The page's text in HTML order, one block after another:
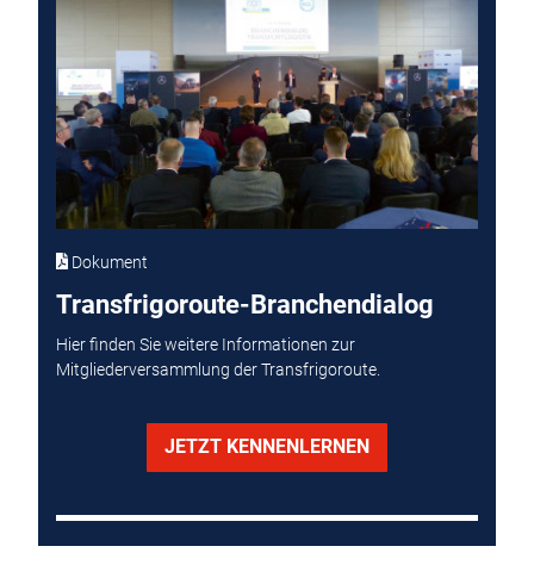
Dokument
Transfrigoroute-Branchendialog
Hier finden Sie weitere Informationen zur
Mitgliederversammlung der Transfrigoroute.
JETZT KENNENLERNEN